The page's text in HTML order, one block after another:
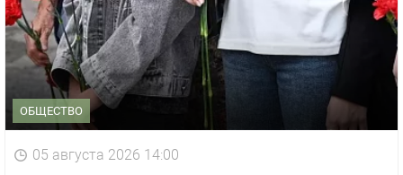
ОБЩЕСТВО
05 августа 2026 14:00